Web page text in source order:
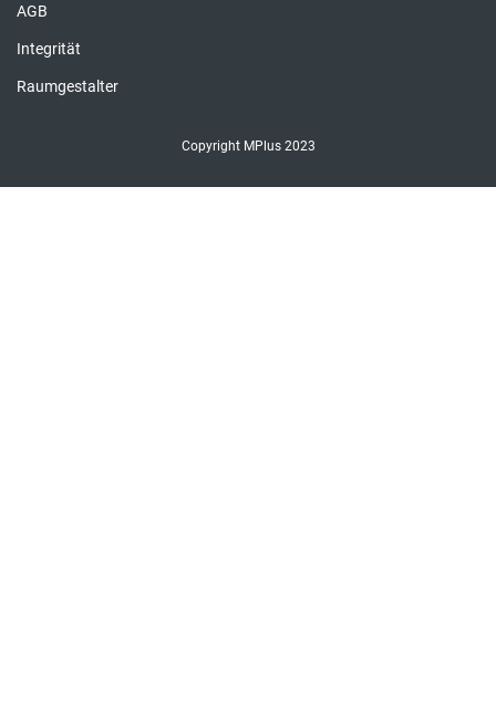
AGB
Integrität
Raumgestalter
Copyright MPlus 2023